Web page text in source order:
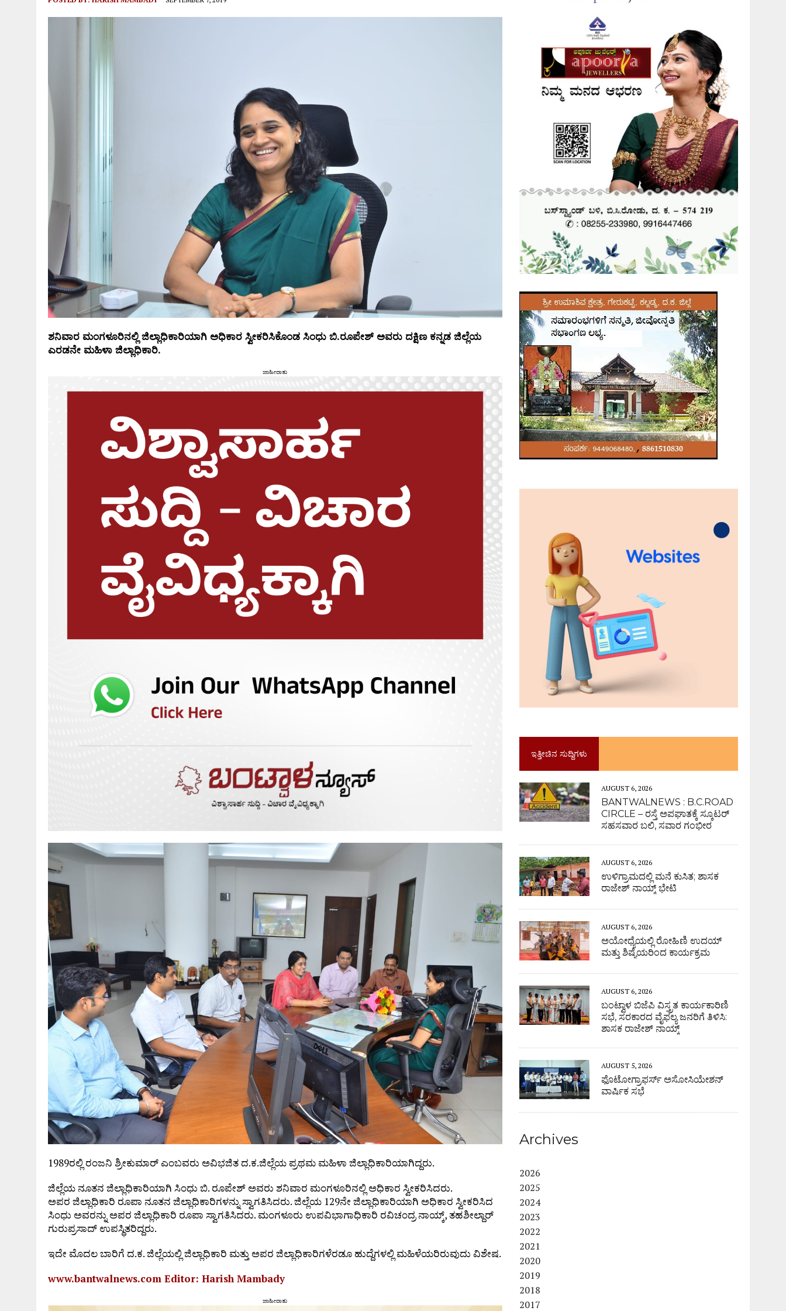
ಶನಿವಾರ ಮಂಗಳೂರಿನಲ್ಲಿ ಜಿಲ್ಲಾಧಿಕಾರಿಯಾಗಿ ಅಧಿಕಾರ ಸ್ವೀಕರಿಸಿಕೊಂಡ ಸಿಂಧು ಬಿ.ರೂಪೇಶ್ ಅವರು ದಕ್ಷಿಣ ಕನ್ನಡ ಜಿಲ್ಲೆಯ
ಎರಡನೇ ಮಹಿಳಾ ಜಿಲ್ಲಾಧಿಕಾರಿ.
ಜಾಹೀರಾತು
1989ರಲ್ಲಿ ರಂಜನಿ ಶ್ರೀಕುಮಾರ್ ಎಂಬವರು ಅವಿಭಜಿತ ದ.ಕ.ಜಿಲ್ಲೆಯ ಪ್ರಥಮ ಮಹಿಳಾ ಜಿಲ್ಲಾಧಿಕಾರಿಯಾಗಿದ್ದರು.
ಜಿಲ್ಲೆಯ ನೂತನ ಜಿಲ್ಲಾಧಿಕಾರಿಯಾಗಿ ಸಿಂಧು ಬಿ. ರೂಪೇಶ್ ಅವರು ಶನಿವಾರ ಮಂಗಳೂರಿನಲ್ಲಿ ಅಧಿಕಾರ ಸ್ವೀಕರಿಸಿದರು.
ಅಪರ ಜಿಲ್ಲಾಧಿಕಾರಿ ರೂಪಾ ನೂತನ ಜಿಲ್ಲಾಧಿಕಾರಿಗಳನ್ನು ಸ್ವಾಗತಿಸಿದರು. ಜಿಲ್ಲೆಯ 129ನೇ ಜಿಲ್ಲಾಧಿಕಾರಿಯಾಗಿ ಅಧಿಕಾರ ಸ್ವೀಕರಿಸಿದ
ಸಿಂಧು ಅವರನ್ನು ಅಪರ ಜಿಲ್ಲಾಧಿಕಾರಿ ರೂಪಾ ಸ್ವಾಗತಿಸಿದರು. ಮಂಗಳೂರು ಉಪವಿಭಾಗಾಧಿಕಾರಿ ರವಿಚಂದ್ರ ನಾಯ್ಕ್, ತಹಶೀಲ್ದಾರ್
ಗುರುಪ್ರಸಾದ್ ಉಪಸ್ಥಿತರಿದ್ದರು.
ಇದೇ ಮೊದಲ ಬಾರಿಗೆ ದ.ಕ. ಜಿಲ್ಲೆಯಲ್ಲಿ ಜಿಲ್ಲಾಧಿಕಾರಿ ಮತ್ತು ಅಪರ ಜಿಲ್ಲಾಧಿಕಾರಿಗಳೆರಡೂ ಹುದ್ದೆಗಳಲ್ಲಿ ಮಹಿಳೆಯರಿರುವುದು ವಿಶೇಷ.
www.bantwalnews.com Editor: Harish Mambady
ಜಾಹೀರಾತು
ಇತ್ತೀಚಿನ ಸುದ್ದಿಗಳು
AUGUST 6, 2026
BANTWALNEWS : B.C.ROAD
CIRCLE – ರಸ್ತೆ ಅಪಘಾತಕ್ಕೆ ಸ್ಕೂಟರ್
ಸಹಸವಾರ ಬಲಿ, ಸವಾರ ಗಂಭೀರ
AUGUST 6, 2026
ಉಳಿಗ್ರಾಮದಲ್ಲಿ ಮನೆ ಕುಸಿತ; ಶಾಸಕ
ರಾಜೇಶ್ ನಾಯ್ಕ್ ಭೇಟಿ
AUGUST 6, 2026
ಅಯೋಧ್ಯೆಯಲ್ಲಿ ರೋಹಿಣಿ ಉದಯ್
ಮತ್ತು ಶಿಷ್ಯೆಯರಿಂದ ಕಾರ್ಯಕ್ರಮ
AUGUST 6, 2026
ಬಂಟ್ವಾಳ ಬಿಜೆಪಿ ವಿಸ್ತ್ರತ ಕಾರ್ಯಕಾರಿಣಿ
ಸಭೆ, ಸರಕಾರದ ವೈಫಲ್ಯ ಜನರಿಗೆ ತಿಳಿಸಿ:
ಶಾಸಕ ರಾಜೇಶ್ ನಾಯ್ಕ್
AUGUST 5, 2026
ಫೊಟೋಗ್ರಾಫರ್ಸ್ ಅಸೋಸಿಯೇಶನ್
ವಾರ್ಷಿಕ ಸಭೆ
Archives
2026
2025
2024
2023
2022
2021
2020
2019
2018
2017